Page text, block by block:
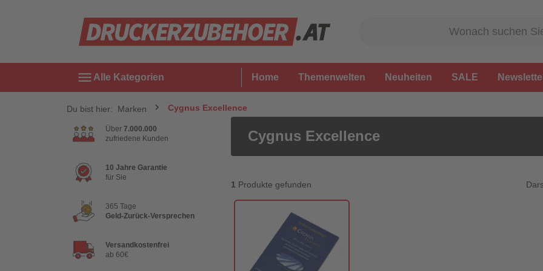
menu Alle Kategorien Home Themenwelten Neuheiten SALE
Du bist hier: Marken Cygnus Excellence
Cygnus Excellence
Über 7.000.000
zufriedene Kunden
10 Jahre Garantie
für Sie
365 Tage
Geld-Zurück-Versprechen
Versandkostenfrei
ab 60€
1 Produkte gefunden